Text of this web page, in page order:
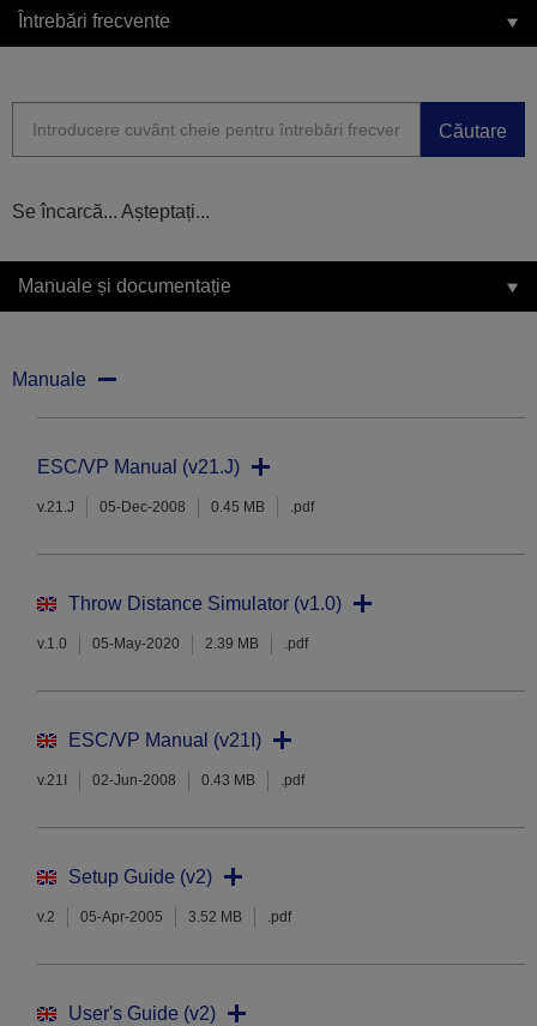
Întrebări frecvente
Căutare
Se încarcă... Așteptați...
Manuale și documentație
Manuale
ESC/VP Manual (v21.J)
v.21.J 05-Dec-2008 0.45 MB .pdf
Throw Distance Simulator (v1.0)
v.1.0 05-May-2020 2.39 MB .pdf
ESC/VP Manual (v21I)
v.21I 02-Jun-2008 0.43 MB .pdf
Setup Guide (v2)
v.2 05-Apr-2005 3.52 MB .pdf
User's Guide (v2)